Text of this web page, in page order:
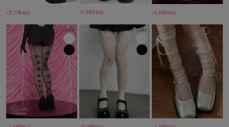
￥2,178税込 ￥1,980税込 ￥1,650税込